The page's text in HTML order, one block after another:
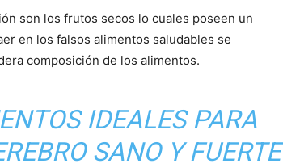
son los frutos secos lo cuales poseen un
en los falsos alimentos saludables se
composición de los alimentos.
IDEALES PARA
SANO Y FUERTE